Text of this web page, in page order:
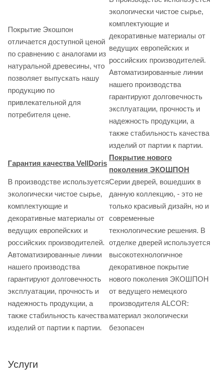
Покрытие Экошпон
отличается доступной ценой
по сравнению с аналогами из
натуральной древесины, что
позволяет выпускать нашу
продукцию по
привлекательной для
потребителя цене.
экологически чистое сырье,
комплектующие и
декоративные материалы от
ведущих европейских и
российских производителей.
Автоматизированные линии
нашего производства
гарантируют долговечность
эксплуатации, прочность и
надежность продукции, а
также стабильность качества
изделий от партии к партии.
Гарантия качества VellDoris
Покрытие нового
поколения ЭКОШПОН
В производстве используется
экологически чистое сырье,
комплектующие и
декоративные материалы от
ведущих европейских и
российских производителей.
Автоматизированные линии
нашего производства
гарантируют долговечность
эксплуатации, прочность и
надежность продукции, а
также стабильность качества
изделий от партии к партии.
Серии дверей, вошедших в
данную коллекцию, - это не
только красивый дизайн, но и
современные
технологические решения. В
отделке дверей используется
высокотехнологичное
декоративное покрытие
нового поколения ЭКОШПОН
от ведущего немецкого
производителя ALCOR:
материал экологически
безопасен
Услуги